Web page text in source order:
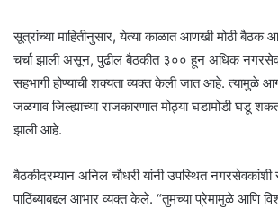
सूत्रांच्या माहितीनुसार, येत्या काळात आणखी मोठी बैठक
चर्चा झाली असून, पुढील बैठकीत ३०० हून अधिक
सहभागी होण्याची शक्यता व्यक्त केली जात आहे. त्यामुळे
जळगाव जिल्ह्याच्या राजकारणात मोठ्या घडामोडी घडू
झाली आहे.
बैठकीदरम्यान अनिल चौधरी यांनी उपस्थित नगरसेवकांशी
पाठिंब्याबद्दल आभार व्यक्त केले. “तुमच्या प्रेमामुळे आणि